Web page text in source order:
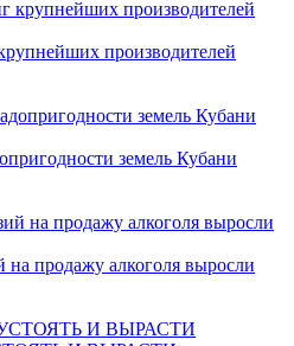
производителей
земель Кубани
продажу алкоголя выросли